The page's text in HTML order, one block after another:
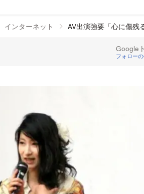
インターネット AV出演強要「心に傷残
Google
フォロー